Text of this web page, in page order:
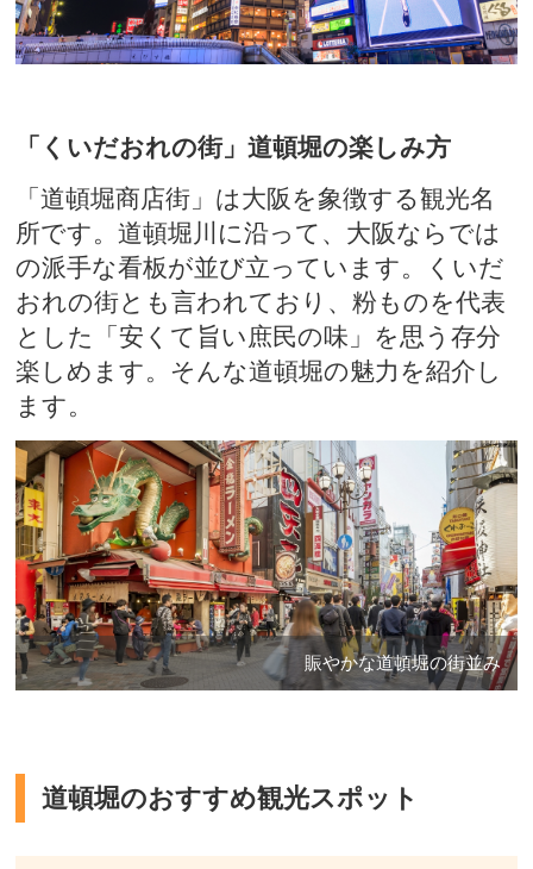
「くいだおれの街」道頓堀の楽しみ方
「道頓堀商店街」は大阪を象徴する観光名
所です。道頓堀川に沿って、大阪ならでは
の派手な看板が並び立っています。くいだ
おれの街とも言われており、粉ものを代表
とした「安くて旨い庶民の味」を思う存分
楽しめます。そんな道頓堀の魅力を紹介し
ます。
賑やかな道頓堀の街並み
道頓堀のおすすめ観光スポット